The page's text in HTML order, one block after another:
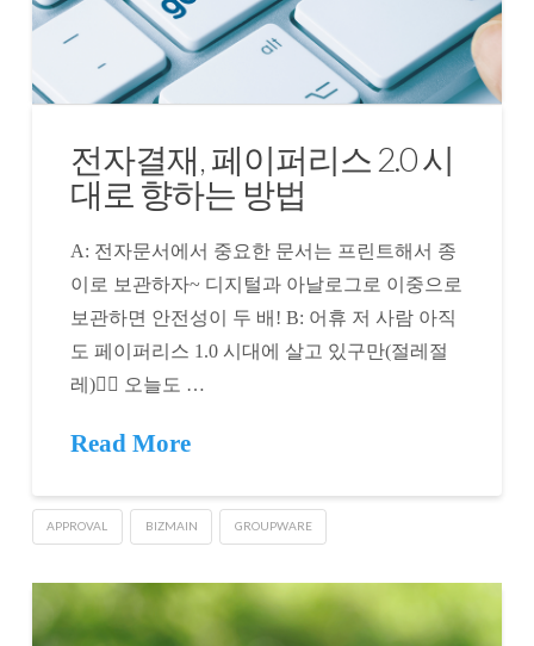
전자결재, 페이퍼리스 2.0 시
대로 향하는 방법
A: 전자문서에서 중요한 문서는 프린트해서 종
이로 보관하자~ 디지털과 아날로그로 이중으로
보관하면 안전성이 두 배! B: 어휴 저 사람 아직
도 페이퍼리스 1.0 시대에 살고 있구만(절레절
레)🤦‍♂️ 오늘도 …
Read More
APPROVAL BIZMAIN GROUPWARE